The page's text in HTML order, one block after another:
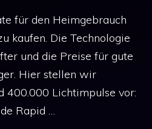
für den Heimgebrauch
kaufen. Die Technologie
und die Preise für gute
Hier stellen wir
400.000 Lichtimpulse vor:
Rapid …